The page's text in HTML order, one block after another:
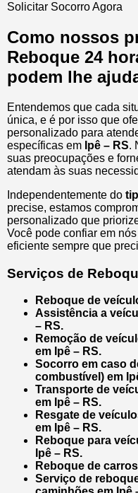
Solicitar Socorro Agora
Como nossos
Reboque 24
podem lhe
Entendemos que cada
única, e é por isso que
personalizado para
específicas em Ipê – RS.
suas preocupações e
atendam às suas
Independentemente do
precise, estamos
personalizado que
Você pode confiar em
eficiente sempre que
Serviços de
Reboque de
Assistência a
– RS.
Remoção de
em Ipê – RS.
Socorro em caso
combustível) em
Transporte de
em Ipê – RS.
Resgate de
em Ipê – RS.
Reboque para
Ipê – RS.
Reboque de
Serviço de